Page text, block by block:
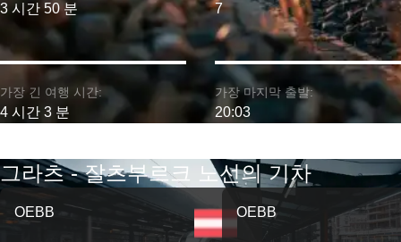
3 시간 50 분
가장 긴 여행 시간:
4 시간 3 분
7
가장 마지막 출발:
20:03
그라츠 - 잘츠부르크 노선의 기차
OEBB OEBB